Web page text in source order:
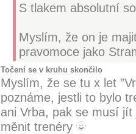
S tlakem absolutní
Myslím, že on je
pravomoce jako
Točení se v kruhu skončilo
Myslím, že se tu x let
poznáme, jestli to bylo
ani Vrba, pak se musí
měnit trenéry